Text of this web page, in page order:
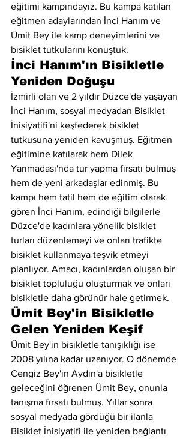
eğitimi kampındayız. Bu kampa katılan
eğitmen adaylarından İnci Hanım ve
Ümit Bey ile kamp deneyimlerini ve
bisiklet tutkularını konuştuk.
İnci Hanım'ın Bisikletle
Yeniden Doğuşu
İzmirli olan ve 2 yıldır Düzce'de yaşayan
İnci Hanım, sosyal medyadan Bisiklet
İnisiyatifi'ni keşfederek bisiklet
tutkusuna yeniden kavuşmuş. Eğitmen
eğitimine katılarak hem Dilek
Yarımadası'nda tur yapma fırsatı bulmuş
hem de yeni arkadaşlar edinmiş. Bu
kampı hem tatil hem de eğitim olarak
gören İnci Hanım, edindiği bilgilerle
Düzce'de kadınlara yönelik bisiklet
turları düzenlemeyi ve onları trafikte
bisiklet kullanmaya teşvik etmeyi
planlıyor. Amacı, kadınlardan oluşan bir
bisiklet topluluğu oluşturmak ve onları
bisikletle daha görünür hale getirmek.
Ümit Bey'in Bisikletle
Gelen Yeniden Keşif
Ümit Bey'in bisikletle tanışıklığı ise
2008 yılına kadar uzanıyor. O dönemde
Cengiz Bey'in Aydın'a bisikletle
geleceğini öğrenen Ümit Bey, onunla
tanışma fırsatı bulmuş. Yıllar sonra
sosyal medyada gördüğü bir ilanla
Bisiklet İnisiyatifi ile yeniden bağlantı